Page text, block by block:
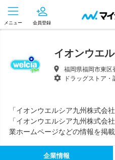
メニュー 会員登録
イオンウエ
福岡県福岡市東区
ドラッグストア・
「イオンウエルシア九州株式会
「イオンウエルシア九州株式会
業ホームページなどの情報を掲載
企業情報